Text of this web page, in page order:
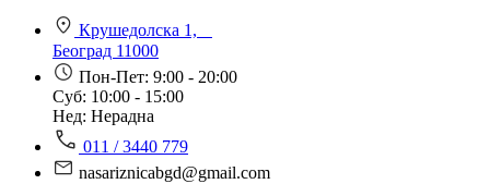
Крушедолска 1,
Београд 11000
Пон-Пет: 9:00 - 20:00
Суб: 10:00 - 15:00
Нед: Нерадна
011 / 3440 779
nasariznicabgd@gmail.com